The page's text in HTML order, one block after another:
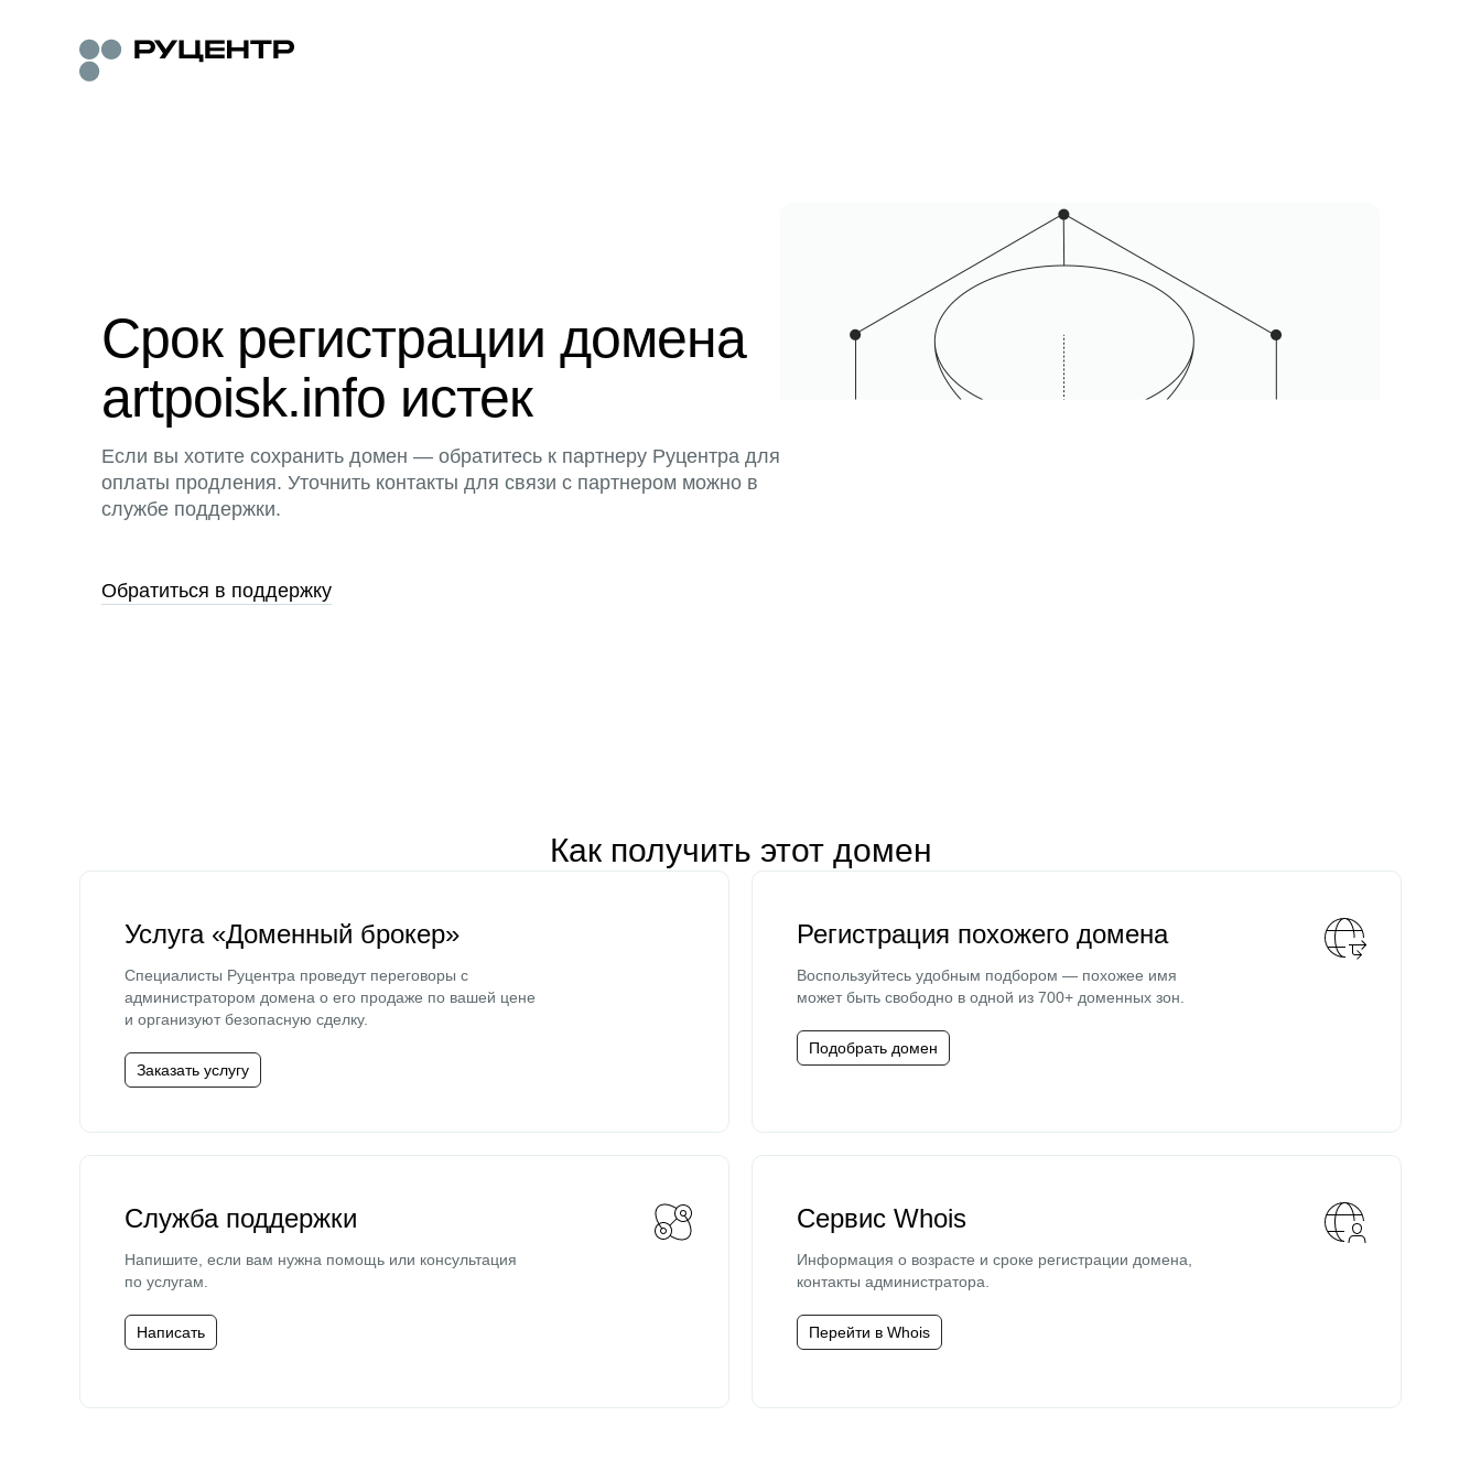
Срок регистрации домена
artpoisk.info истек
Если вы хотите сохранить домен — обратитесь к партнеру Руцентра для
оплаты продления. Уточнить контакты для связи с партнером можно в
службе поддержки.
Обратиться в поддержку
Как получить этот домен
Услуга «Доменный брокер»
Специалисты Руцентра проведут переговоры с
администратором домена о его продаже по вашей цене
и организуют безопасную сделку.
Заказать услугу
Регистрация похожего домена
Воспользуйтесь удобным подбором — похожее имя
может быть свободно в одной из 700+ доменных зон.
Подобрать домен
Служба поддержки
Напишите, если вам нужна помощь или консультация
по услугам.
Написать
Сервис Whois
Информация о возрасте и сроке регистрации домена,
контакты администратора.
Перейти в Whois